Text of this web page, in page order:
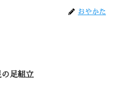
おやかた
の足組立